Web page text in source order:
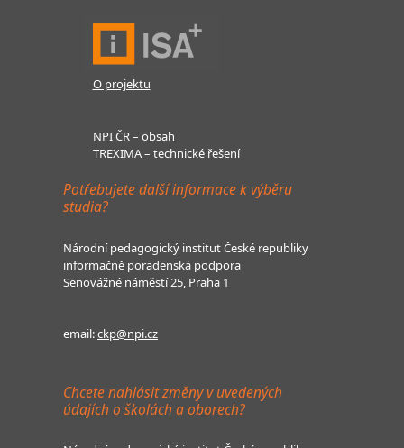
O projektu
NPI ČR – obsah
TREXIMA – technické řešení
Potřebujete další informace k výběru
studia?
Národní pedagogický institut České republiky
informačně poradenská podpora
Senovážné náměstí 25, Praha 1
email:ckp@npi.cz
Chcete nahlásit změny v uvedených
údajích o školách a oborech?